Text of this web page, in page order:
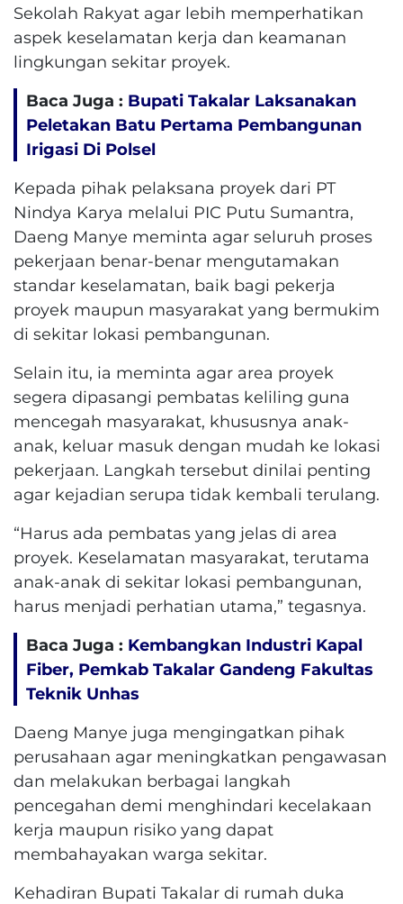
Sekolah Rakyat agar lebih memperhatikan
aspek keselamatan kerja dan keamanan
lingkungan sekitar proyek.
Baca Juga : Bupati Takalar Laksanakan
Peletakan Batu Pertama Pembangunan
Irigasi Di Polsel
Kepada pihak pelaksana proyek dari PT
Nindya Karya melalui PIC Putu Sumantra,
Daeng Manye meminta agar seluruh proses
pekerjaan benar-benar mengutamakan
standar keselamatan, baik bagi pekerja
proyek maupun masyarakat yang bermukim
di sekitar lokasi pembangunan.
Selain itu, ia meminta agar area proyek
segera dipasangi pembatas keliling guna
mencegah masyarakat, khususnya anak-
anak, keluar masuk dengan mudah ke lokasi
pekerjaan. Langkah tersebut dinilai penting
agar kejadian serupa tidak kembali terulang.
“Harus ada pembatas yang jelas di area
proyek. Keselamatan masyarakat, terutama
anak-anak di sekitar lokasi pembangunan,
harus menjadi perhatian utama,” tegasnya.
Baca Juga : Kembangkan Industri Kapal
Fiber, Pemkab Takalar Gandeng Fakultas
Teknik Unhas
Daeng Manye juga mengingatkan pihak
perusahaan agar meningkatkan pengawasan
dan melakukan berbagai langkah
pencegahan demi menghindari kecelakaan
kerja maupun risiko yang dapat
membahayakan warga sekitar.
Kehadiran Bupati Takalar di rumah duka